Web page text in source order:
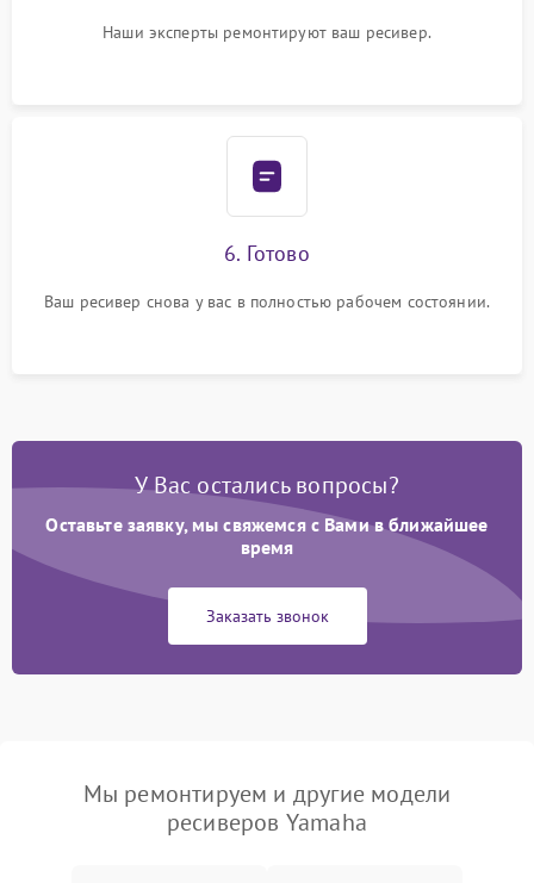
Наши эксперты ремонтируют ваш ресивер.
6. Готово
Ваш ресивер снова у вас в полностью рабочем состоянии.
У Вас остались вопросы?
Оставьте заявку, мы свяжемся с Вами в ближайшее
время
Заказать звонок
Мы ремонтируем и другие модели
ресиверов Yamaha